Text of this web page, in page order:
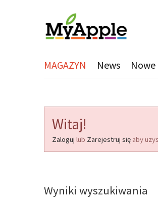
MAGAZYN News
Witaj!
Zaloguj lub Zarejestruj się aby
Wyniki wyszukiwania